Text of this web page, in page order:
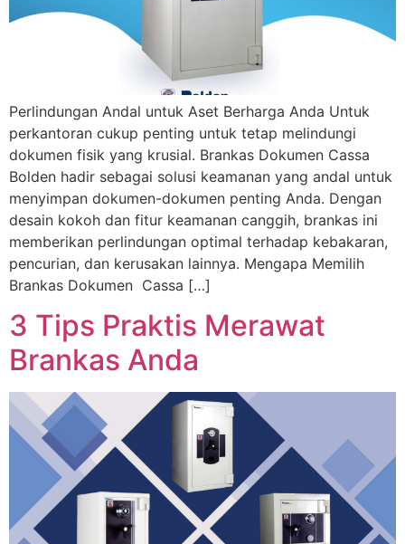
Perlindungan Andal untuk Aset Berharga Anda Untuk
perkantoran cukup penting untuk tetap melindungi
dokumen fisik yang krusial. Brankas Dokumen Cassa
Bolden hadir sebagai solusi keamanan yang andal untuk
menyimpan dokumen-dokumen penting Anda. Dengan
desain kokoh dan fitur keamanan canggih, brankas ini
memberikan perlindungan optimal terhadap kebakaran,
pencurian, dan kerusakan lainnya. Mengapa Memilih
Brankas Dokumen Cassa […]
3 Tips Praktis Merawat
Brankas Anda